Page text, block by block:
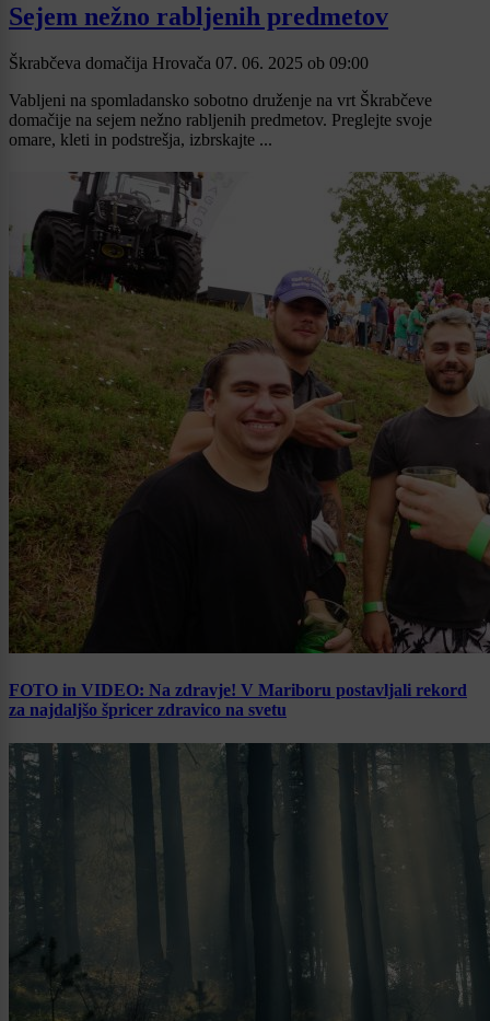
Sejem nežno rabljenih predmetov
Škrabčeva domačija Hrovača 07. 06. 2025 ob 09:00
Vabljeni na spomladansko sobotno druženje na vrt Škrabčeve
domačije na sejem nežno rabljenih predmetov. Preglejte svoje
omare, kleti in podstrešja, izbrskajte ...
FOTO in VIDEO: Na zdravje! V Mariboru postavljali rekord
za najdaljšo špricer zdravico na svetu